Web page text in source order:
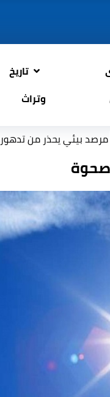
تاريخ
وتراث
يحذر من تدهور خطير
صحوة